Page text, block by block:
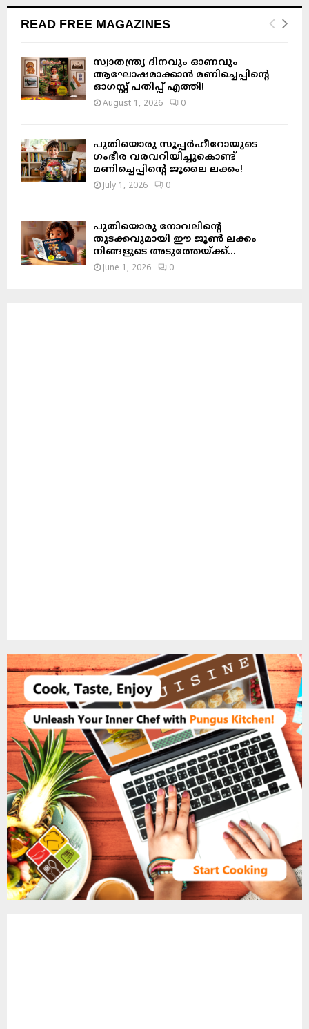
READ FREE MAGAZINES
സ്വാതന്ത്ര്യ ദിനവും ഓണവും
ആഘോഷമാക്കാൻ മണിച്ചെപ്പിന്റെ
ഓഗസ്റ്റ് പതിപ്പ് എത്തി!
August 1, 2026 0
പുതിയൊരു സൂപ്പർഹീറോയുടെ
ഗംഭീര വരവറിയിച്ചുകൊണ്ട്
മണിച്ചെപ്പിന്റെ ജൂലൈ ലക്കം!
July 1, 2026 0
പുതിയൊരു നോവലിന്റെ
തുടക്കവുമായി ഈ ജൂൺ ലക്കം
നിങ്ങളുടെ അടുത്തേയ്ക്ക്…
June 1, 2026 0